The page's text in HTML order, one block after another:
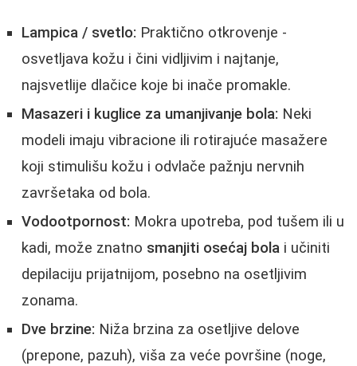
Lampica / svetlo: Praktično otkrovenje -
osvetljava kožu i čini vidljivim i najtanje,
najsvetlije dlačice koje bi inače promakle.
Masazeri i kuglice za umanjivanje bola: Neki
modeli imaju vibracione ili rotirajuće masažere
koji stimulišu kožu i odvlače pažnju nervnih
završetaka od bola.
Vodootpornost: Mokra upotreba, pod tušem ili u
kadi, može znatno smanjiti osećaj bola i učiniti
depilaciju prijatnijom, posebno na osetljivim
zonama.
Dve brzine: Niža brzina za osetljive delove
(prepone, pazuh), viša za veće površine (noge,